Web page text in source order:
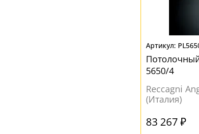
5650/4
Reccagni
(Италия)
83 267 ₽